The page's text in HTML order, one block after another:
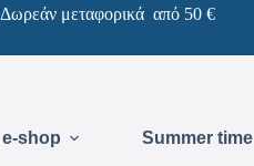
Δωρεάν μεταφορικά από 50 €
e-shop Summer time